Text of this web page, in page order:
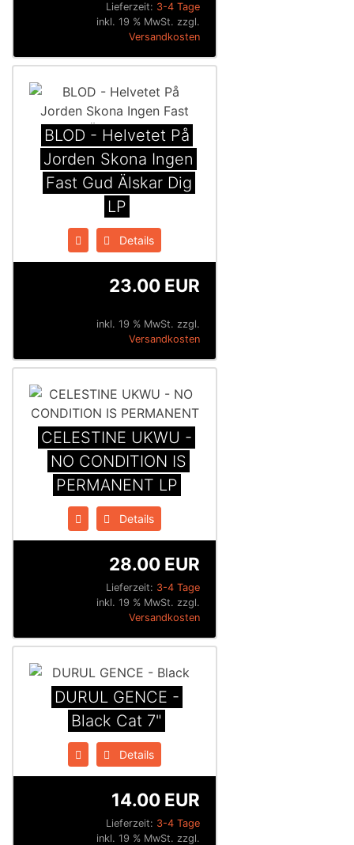
Lieferzeit: 3-4 Tage
inkl. 19 % MwSt. zzgl.
Versandkosten
BLOD - Helvetet På
Jorden Skona Ingen
Fast Gud Älskar Dig
LP
Details
23.00 EUR
inkl. 19 % MwSt. zzgl.
Versandkosten
CELESTINE UKWU -
NO CONDITION IS
PERMANENT LP
Details
Lieferzeit: 3-4 Tage
28.00 EUR
inkl. 19 % MwSt. zzgl.
Versandkosten
DURUL GENCE -
Black Cat 7"
Details
Lieferzeit: 3-4 Tage
14.00 EUR
inkl. 19 % MwSt. zzgl.